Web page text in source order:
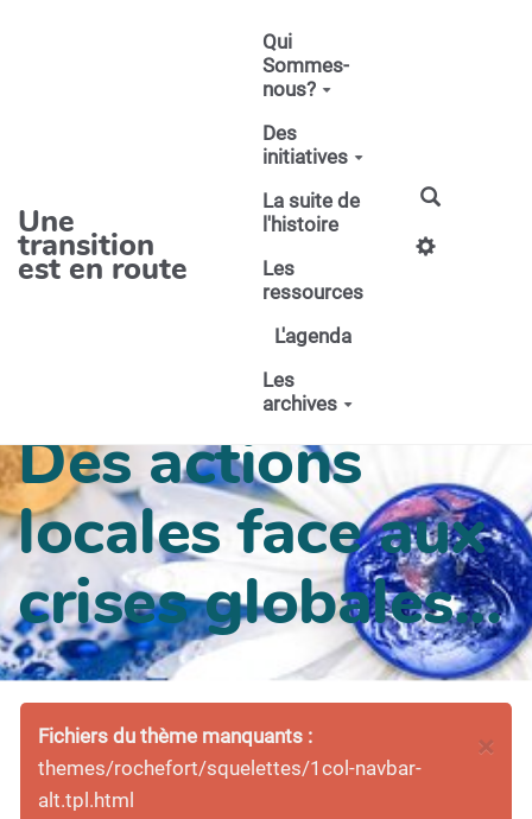
Une
transition
est en route
Qui
Sommes-
nous?
Des
initiatives
La suite de
l'histoire
Les
ressources
L'agenda
Les
archives
Des actions
locales face aux
crises globales...
×
Fichiers du thème manquants :
themes/rochefort/squelettes/1col-navbar-
alt.tpl.html